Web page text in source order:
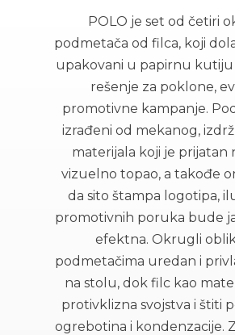
POLO je set od četiri
podmetača od filca, koji
upakovani u papirnu
rešenje za poklone,
promotivne kampanje.
izrađeni od mekanog,
materijala koji je prijatan
vizuelno topao, a takođe
da sito štampa logotipa,
promotivnih poruka bude
efektna. Okrugli
podmetačima uredan i
na stolu, dok filc kao
protivklizna svojstva i štiti
ogrebotina i kondenzacije.